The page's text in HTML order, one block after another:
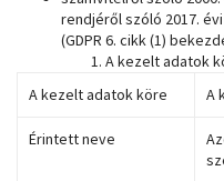
rendjéről szóló 2017.
(GDPR 6. cikk (1)
A kezelt adatok
A kezelt adatok köre
A
Érintett neve